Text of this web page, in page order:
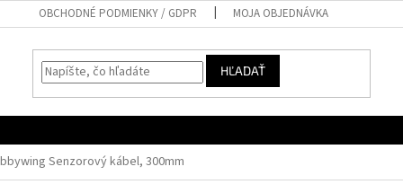
OBCHODNÉ PODMIENKY / GDPR MOJA OBJEDNÁVKA
HĽADAŤ
Senzorový kábel, 300mm